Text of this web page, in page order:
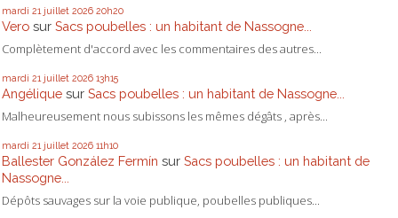
mardi 21 juillet 2026 20h20
Vero sur Sacs poubelles : un habitant de Nassogne...
Complètement d'accord avec les commentaires des autres...
mardi 21 juillet 2026 13h15
Angélique sur Sacs poubelles : un habitant de Nassogne...
Malheureusement nous subissons les mêmes dégâts , après...
mardi 21 juillet 2026 11h10
Ballester González Fermín sur Sacs poubelles : un habitant de
Nassogne...
Dépôts sauvages sur la voie publique, poubelles publiques...